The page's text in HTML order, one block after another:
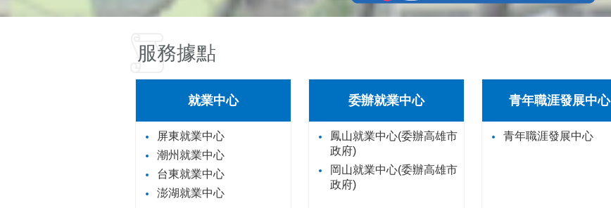
服務據點
就業中心
屏東就業中心
潮州就業中心
台東就業中心
澎湖就業中心
委辦就業中心
鳳山就業中心(委辦高雄市
政府)
岡山就業中心(委辦高雄市
政府)
青年職涯發展中心
青年職涯發展中心